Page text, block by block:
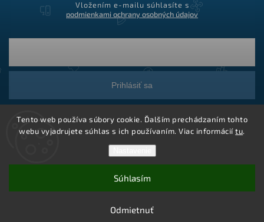
Tento web používa súbory cookie. Ďalším prechádzaním tohto
webu vyjadrujete súhlas s ich používaním. Viac informáciítu.
Odmietnuť
Súhlasím
Vložením e-mailu súhlasíte s
podmienkami ochrany osobných údajov
Prihlásiť sa
Vytvoril Shoptet